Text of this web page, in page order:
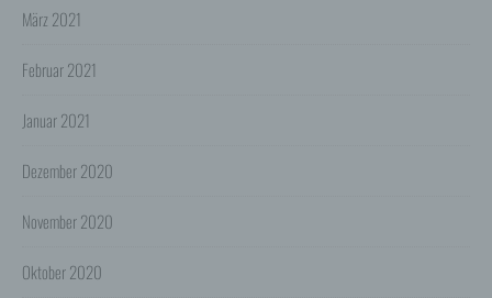
März 2021
Februar 2021
Januar 2021
Dezember 2020
November 2020
Oktober 2020
gespeichert werden, werden sie gebeten die
können in den Systemeinstellungen des Browsers
zu Funktionseinschränkungen dieses Onlineangebotes
führen.
Es besteht die Möglichkeit, viele Online-Anzeigen-
Seite http://www.youronlinechoices.com/uk/your-ad-
6. Google Analytics